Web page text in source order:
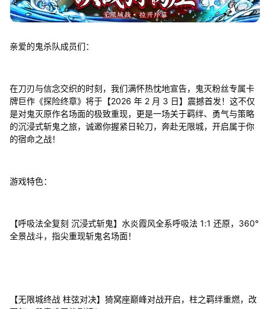
亲爱的鬼杀队成员们：
在刀刃与信念交织的时刻，我们满怀热忱地宣告，鬼灭粉丝专属卡
牌巨作《探险终章》将于【2026 年 2 月 3 日】震撼首发！这不仅
是对鬼灭原作名场面的极致重现，更是一场关于羁绊、勇气与策略
的沉浸式斩鬼之旅，诚邀你握紧日轮刀，奔赴无限城，开启属于你
的宿命之战！
游戏特色：
【呼吸法全复刻 沉浸式斩鬼】水炎霞风全系呼吸法 1:1 还原，360°
全景战斗，指尖重现斩鬼名场面！
【无限城终战 柱弦对决】猗窝座巅峰对战开启，柱之羁绊重燃，改